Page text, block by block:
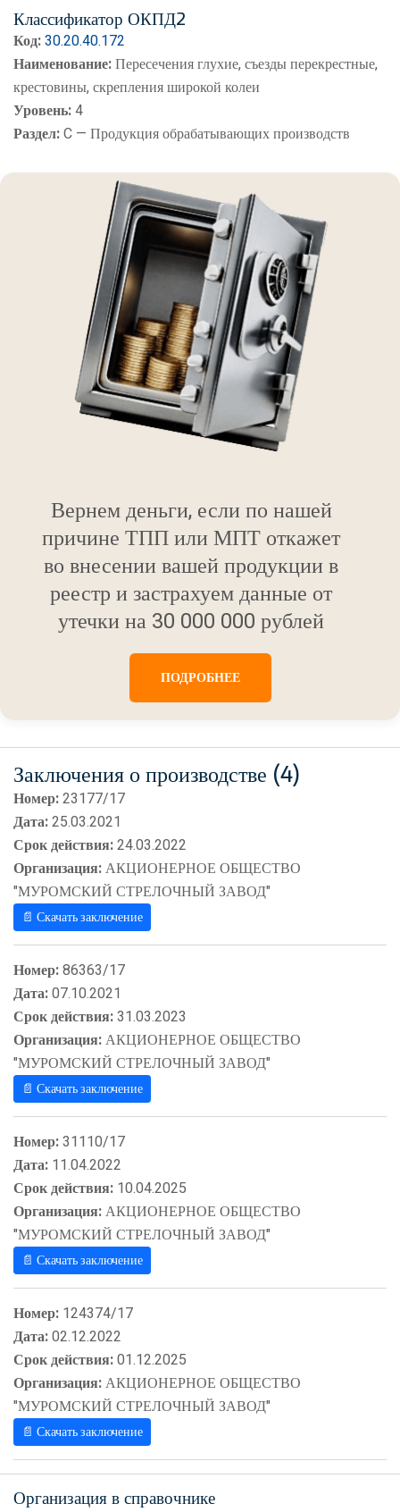
Классификатор ОКПД2
Код:30.20.40.172
Наименование:Пересечения глухие, съезды перекрестные,
крестовины, скрепления широкой колеи
Уровень:4
Раздел:C — Продукция обрабатывающих производств
Вернем деньги, если по нашей
причине ТПП или МПТ откажет
во внесении вашей продукции в
реестр и застрахуем данные от
утечки на 30 000 000 рублей
ПОДРОБНЕЕ
Заключения о производстве (4)
Номер:23177/17
Дата:25.03.2021
Срок действия:24.03.2022
Организация:АКЦИОНЕРНОЕ ОБЩЕСТВО
"МУРОМСКИЙ СТРЕЛОЧНЫЙ ЗАВОД"
📄 Скачать заключение
Номер:86363/17
Дата:07.10.2021
Срок действия:31.03.2023
Организация:АКЦИОНЕРНОЕ ОБЩЕСТВО
"МУРОМСКИЙ СТРЕЛОЧНЫЙ ЗАВОД"
📄 Скачать заключение
Номер:31110/17
Дата: 11.04.2022
Срок действия: 10.04.2025
Организация:АКЦИОНЕРНОЕ ОБЩЕСТВО
"МУРОМСКИЙ СТРЕЛОЧНЫЙ ЗАВОД"
📄 Скачать заключение
Номер: 124374/17
Дата:02.12.2022
Срок действия:01.12.2025
Организация:АКЦИОНЕРНОЕ ОБЩЕСТВО
"МУРОМСКИЙ СТРЕЛОЧНЫЙ ЗАВОД"
📄 Скачать заключение
Организация в справочнике